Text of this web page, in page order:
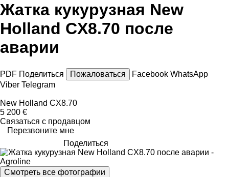
Жатка кукурузная New
Holland CX8.70 после
аварии
PDF Поделиться Пожаловаться Facebook WhatsApp
Viber Telegram
New Holland CX8.70
5 200 €
Связаться с продавцом
Перезвоните мне
Поделиться
Смотреть все фотографии